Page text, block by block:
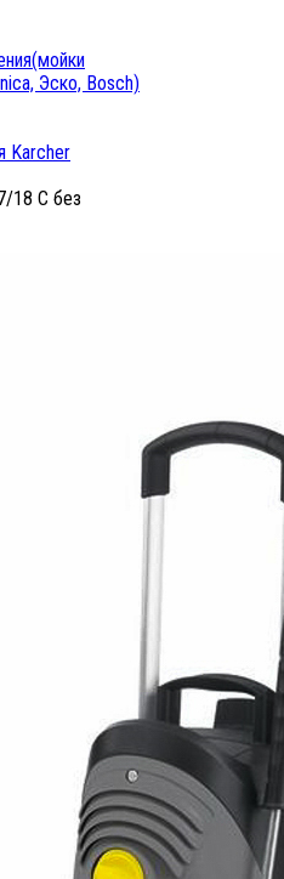
Эско, Bosch)
Karcher
18 C без